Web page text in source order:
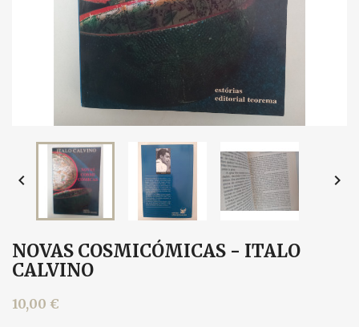
 
NOVAS COSMICÓMICAS - ITALO
CALVINO
10,00 €